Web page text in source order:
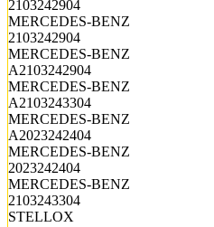
2103242904
MERCEDES-BENZ
2103242904
MERCEDES-BENZ
A2103242904
MERCEDES-BENZ
A2103243304
MERCEDES-BENZ
A2023242404
MERCEDES-BENZ
2023242404
MERCEDES-BENZ
2103243304
STELLOX